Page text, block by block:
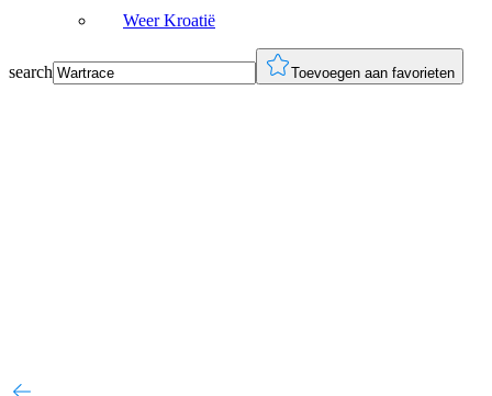
Weer Kroatië
search Toevoegen aan favorieten